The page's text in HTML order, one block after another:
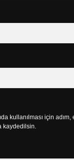
kullanılması için
kaydedilsin.